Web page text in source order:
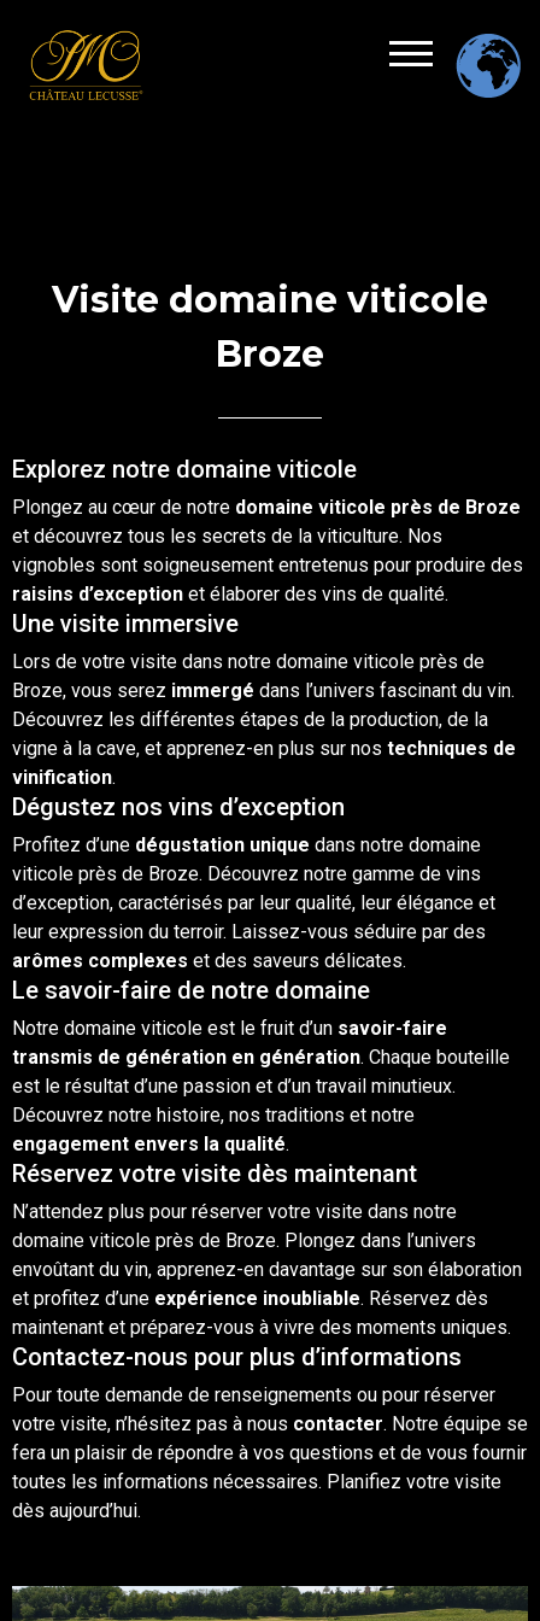
Visite domaine viticole
Broze
Explorez notre domaine viticole
Plongez au cœur de notre domaine viticole près de Broze
et découvrez tous les secrets de la viticulture. Nos
vignobles sont soigneusement entretenus pour produire des
raisins d’exception et élaborer des vins de qualité.
Une visite immersive
Lors de votre visite dans notre domaine viticole près de
Broze, vous serez immergé dans l’univers fascinant du vin.
Découvrez les différentes étapes de la production, de la
vigne à la cave, et apprenez-en plus sur nos techniques de
vinification.
Dégustez nos vins d’exception
Profitez d’une dégustation unique dans notre domaine
viticole près de Broze. Découvrez notre gamme de vins
d’exception, caractérisés par leur qualité, leur élégance et
leur expression du terroir. Laissez-vous séduire par des
arômes complexes et des saveurs délicates.
Le savoir-faire de notre domaine
Notre domaine viticole est le fruit d’un savoir-faire
transmis de génération en génération. Chaque bouteille
est le résultat d’une passion et d’un travail minutieux.
Découvrez notre histoire, nos traditions et notre
engagement envers la qualité.
Réservez votre visite dès maintenant
N’attendez plus pour réserver votre visite dans notre
domaine viticole près de Broze. Plongez dans l’univers
envoûtant du vin, apprenez-en davantage sur son élaboration
et profitez d’une expérience inoubliable. Réservez dès
maintenant et préparez-vous à vivre des moments uniques.
Contactez-nous pour plus d’informations
Pour toute demande de renseignements ou pour réserver
votre visite, n’hésitez pas à nous contacter. Notre équipe se
fera un plaisir de répondre à vos questions et de vous fournir
toutes les informations nécessaires. Planifiez votre visite
dès aujourd’hui.